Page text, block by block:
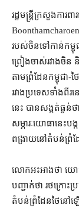
រដ្ឋមន្ត្រី​ក្រសួងការ
របស់​ចិន​ទៅកាន់​កម្ពុ
ព្រៀង​ចាស់​រវាង​ចិន និ
តាម​ព្រំដែន​កម្ពុជា​
រវាង​ប្រទេស​ទាំងពីរ​
នេះ បាន​សង្កត់ធ្ង
សម្ភារៈ​យោធា​នេះ​
ពង្រាយ​នៅ​តំបន់​ព្រំ
លោក​អះអាង​ថា យោ
បញ្ជាក់​ថា រថក្រោះ​
តំបន់​ព្រំដែន​ថៃ​នៅ